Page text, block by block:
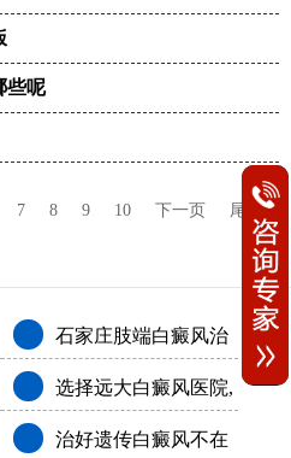
些呢
7 8 9 10 下一页 尾页
石家庄肢端白癜风治
疗白癜风医院排名
选择远大白癜风医院,
和白斑说拜拜
治好遗传白癜风不在